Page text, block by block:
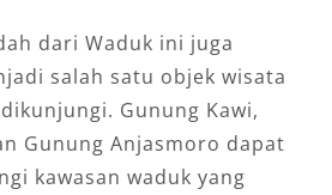
dari Waduk ini juga
salah satu objek wisata
Gunung Kawi,
Gunung Anjasmoro dapat
kawasan waduk yang